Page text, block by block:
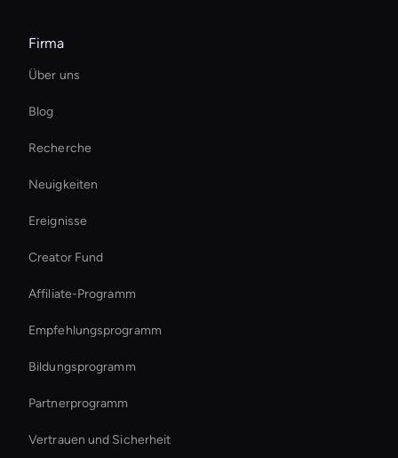
Virtual Assistant For Business
Holographic Virtual Assistant
Healthcare Ai Avatar
Enterprise Ai Avatar Solutions
Digital Twin For Meetings
Live Streaming Avatar
Virtual Spokesperson For Branding
Firma
Über uns
Blog
Recherche
Neuigkeiten
Ereignisse
Creator Fund
Affiliate-Programm
Empfehlungsprogramm
Bildungsprogramm
Partnerprogramm
Vertrauen und Sicherheit